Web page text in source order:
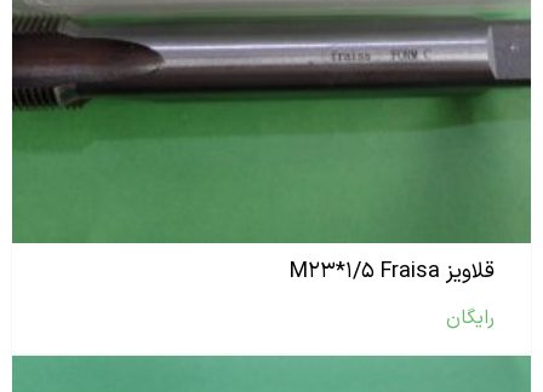
قلاویز M۲۳*۱/۵ Fraisa
رایگان